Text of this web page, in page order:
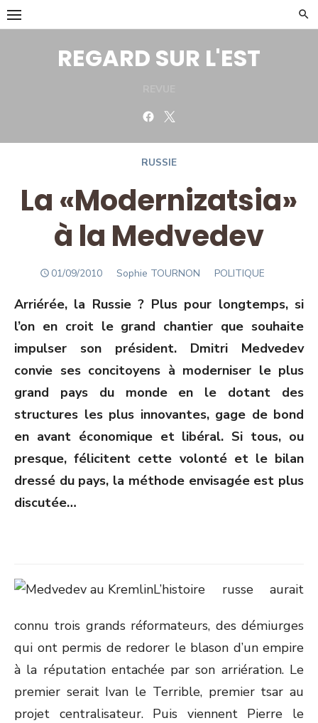
Skip
to
REGARD SUR L'EST
Facebook
RUSSIE
La «Modernizatsia»
à la Medvedev
POSTED
01/09/2010 Author
Sophie TOURNON POLITIQUE
Arriérée, la Russie ? Plus pour longtemps, si
l’on en croit le grand chantier que souhaite
impulser son président. Dmitri Medvedev
convie ses concitoyens à moderniser le plus
grand pays du monde en le dotant des
structures les plus innovantes, gage de bond
en avant économique et libéral. Si tous, ou
presque, félicitent cette volonté et le bilan
dressé du pays, la méthode envisagée est plus
discutée…
L’histoire russe aurait
connu trois grands réformateurs, des démiurges
qui ont permis de redorer le blason d’un empire
à la réputation entachée par son arriération. Le
premier serait Ivan le Terrible, premier tsar au
projet centralisateur. Puis viennent Pierre le